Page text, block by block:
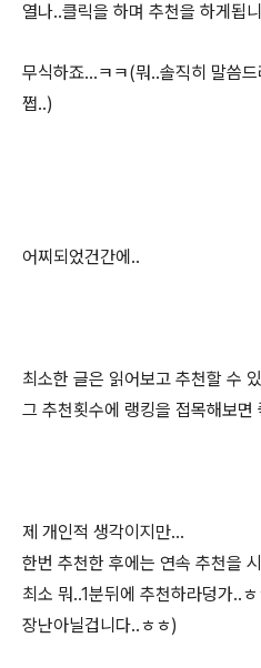
열나..클릭을 하며 추천을 하게됩
무식하죠...ㅋㅋ(뭐..솔직히 말씀
쩝..)
어찌되었건간에..
최소한 글은 읽어보고 추천할 수
그 추천횟수에 랭킹을 접목해보면
제 개인적 생각이지만...
한번 추천한 후에는 연속 추천을
최소 뭐..1분뒤에 추천하라덩가..
장난아닐겁니다..ㅎㅎ)